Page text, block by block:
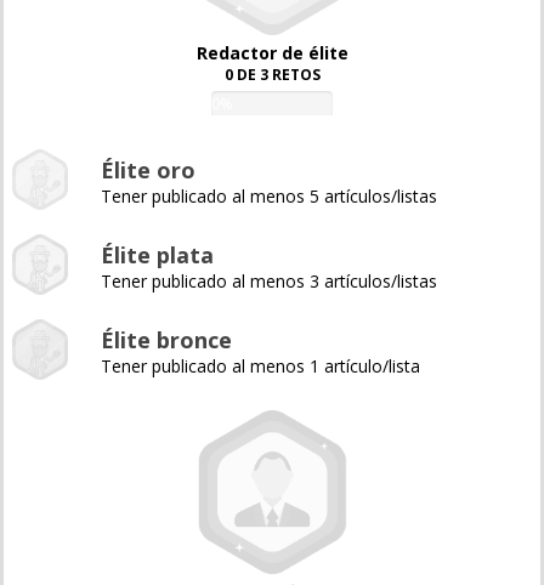
Redactor de élite
0 DE 3 RETOS
Élite oro
Tener publicado al menos 5 artículos/listas
Élite plata
Tener publicado al menos 3 artículos/listas
Élite bronce
Tener publicado al menos 1 artículo/lista